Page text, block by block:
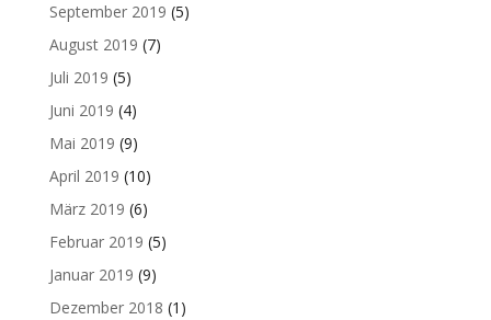
September 2019 (5)
August 2019 (7)
Juli 2019 (5)
Juni 2019 (4)
Mai 2019 (9)
April 2019 (10)
März 2019 (6)
Februar 2019 (5)
Januar 2019 (9)
Dezember 2018 (1)